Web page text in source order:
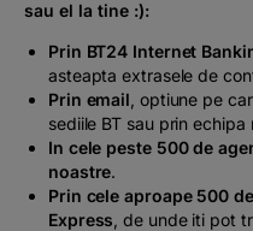
sau el la tine :):
Prin BT24 Internet
asteapta extrasele de
Prin email , optiune pe
sediile BT sau prin echipa
In cele peste 500 de
noastre.
Prin cele aproape 500
Express , de unde iti pot